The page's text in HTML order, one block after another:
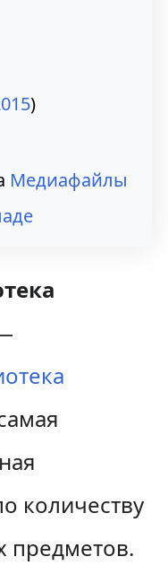
)
Медиафайлы
количеству
предметов.